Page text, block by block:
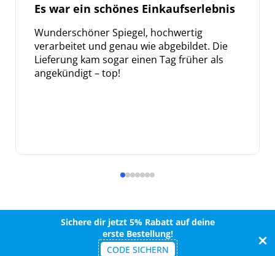
Es war ein schönes Einkaufserlebnis
Wunderschöner Spiegel, hochwertig
verarbeitet und genau wie abgebildet. Die
Lieferung kam sogar einen Tag früher als
angekündigt – top!
Sichere dir jetzt 5% Rabatt auf deine
erste Bestellung!
CODE SICHERN